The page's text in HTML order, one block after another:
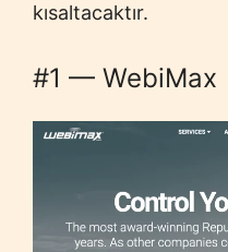
kısaltacaktır.
#1 — WebiMax